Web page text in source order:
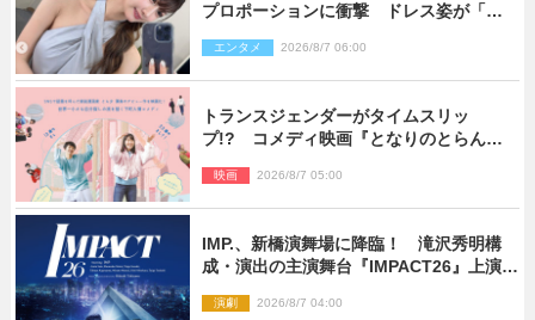
プロポーションに衝撃 ドレス姿が「美
エンタメ 2026/8/7 06:00
トランスジェンダーがタイムスリッ
プ!? コメディ映画『となりのとらんす
映画 2026/8/7 05:00
IMP.、新橋演舞場に降臨！ 滝沢秀明構
成・演出の主演舞台『IMPACT26』上演決
演劇 2026/8/7 04:00